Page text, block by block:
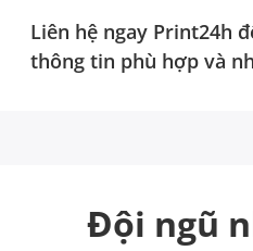
Liên hệ ngay Print24h
thông tin phù hợp và
Đội ngũ